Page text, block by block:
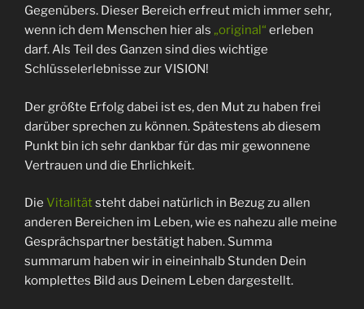
Gegenübers. Dieser Bereich erfreut mich immer sehr,
wenn ich dem Menschen hier als „original“ erleben
darf. Als Teil des Ganzen sind dies wichtige
Schlüsselerlebnisse zur VISION!
Der größte Erfolg dabei ist es, den Mut zu haben frei
darüber sprechen zu können. Spätestens ab diesem
Punkt bin ich sehr dankbar für das mir gewonnene
Vertrauen und die Ehrlichkeit.
Die Vitalitätsteht dabei natürlich in Bezug zu allen
anderen Bereichen im Leben, wie es nahezu alle meine
Gesprächspartner bestätigt haben. Summa
summarum haben wir in eineinhalb Stunden Dein
komplettes Bild aus Deinem Leben dargestellt.